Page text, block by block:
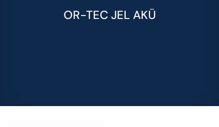
OR-TEC JEL AKÜ